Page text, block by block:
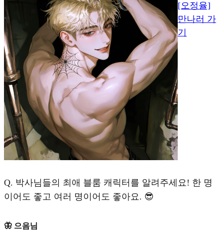
[오정율]
만나러 가
기
Q. 박사님들의 최애 블룸 캐릭터를 알려주세요! 한 명
이어도 좋고 여러 명이어도 좋아요. 😎
🦋 으음님